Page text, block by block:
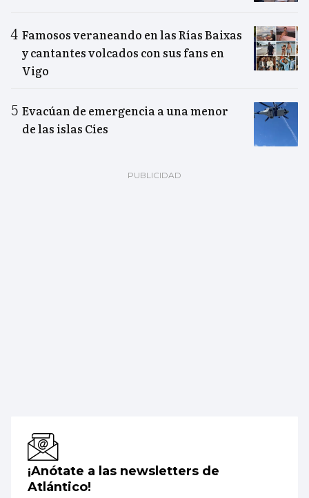
Famosos veraneando en las Rías Baixas
y cantantes volcados con sus fans en
Vigo
Evacúan de emergencia a una menor
de las islas Cíes
¡Anótate a las newsletters de
Atlántico!